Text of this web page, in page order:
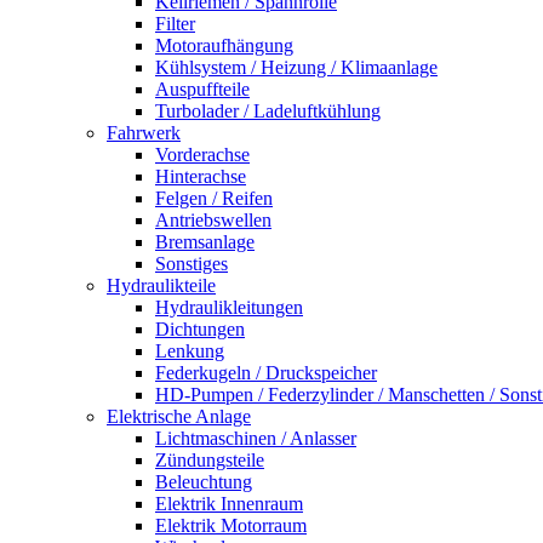
Filter
Motoraufhängung
Kühlsystem / Heizung / Klimaanlage
Auspuffteile
Turbolader / Ladeluftkühlung
Fahrwerk
Vorderachse
Hinterachse
Felgen / Reifen
Antriebswellen
Bremsanlage
Sonstiges
Hydraulikteile
Hydraulikleitungen
Dichtungen
Lenkung
Federkugeln / Druckspeicher
HD-Pumpen / Federzylinder / Manschetten /
Elektrische Anlage
Lichtmaschinen / Anlasser
Zündungsteile
Beleuchtung
Elektrik Innenraum
Elektrik Motorraum